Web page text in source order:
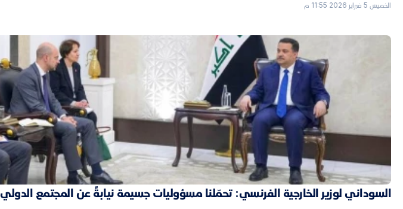
الخميس 5 فبراير 2026 11:55 م
السوداني لوزير الخارجية الفرنسي: تحمّلنا مسؤوليات جسيمة نيابةً عن المجتمع الدولي